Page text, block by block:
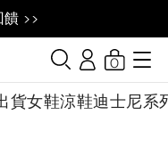
>>
貨女鞋涼鞋迪士尼系
0